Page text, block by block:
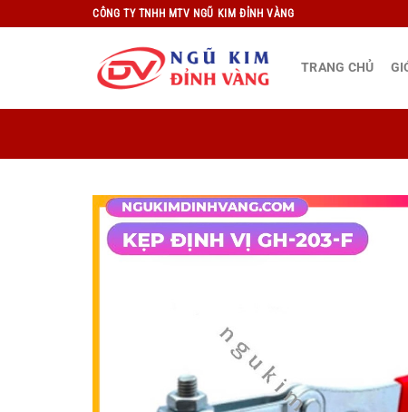
qua
CÔNG TY TNHH MTV NGŨ KIM ĐỈNH VÀNG
TRANG CHỦ